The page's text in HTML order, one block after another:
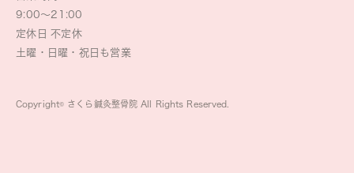
9:00～21:00
定休日 不定休
土曜・日曜・祝日も営業
Copyright© さくら鍼灸整骨院 All Rights Reserved.